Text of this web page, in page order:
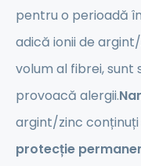
pentru o perioadă
adică ionii de
volum al fibrei, sunt
provoacă alergii.
argint/zinc
protecție